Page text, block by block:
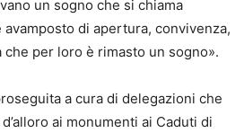
un sogno che si chiama
avamposto di apertura, convivenza,
per loro è rimasto un sogno».
a cura di delegazioni che
ai monumenti ai Caduti di